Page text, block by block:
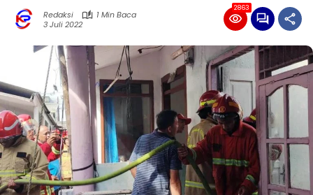
Redaksi
1 Min Baca
3 Juli 2022
2863